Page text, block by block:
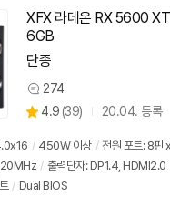
XFX 라데온 RX 5600
6GB
단종
상
품
견
274
별
점
4.9 (상
리
뷰
39) 20.04. 등록
/ 450W 이상 / 전원 포트: 8핀
/ 출력단자: DP1.4, HDMI2.0
/ Dual BIOS